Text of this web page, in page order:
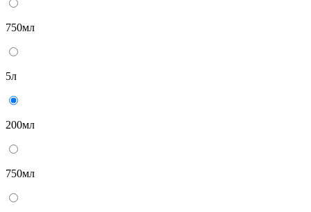
750мл
5л
200мл
750мл